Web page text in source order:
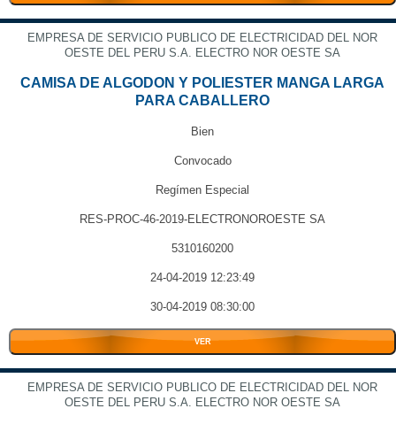
EMPRESA DE SERVICIO PUBLICO DE ELECTRICIDAD DEL NOR
OESTE DEL PERU S.A. ELECTRO NOR OESTE SA
CAMISA DE ALGODON Y POLIESTER MANGA LARGA
PARA CABALLERO
Bien
Convocado
Regímen Especial
RES-PROC-46-2019-ELECTRONOROESTE SA
5310160200
24-04-2019 12:23:49
30-04-2019 08:30:00
VER
EMPRESA DE SERVICIO PUBLICO DE ELECTRICIDAD DEL NOR
OESTE DEL PERU S.A. ELECTRO NOR OESTE SA